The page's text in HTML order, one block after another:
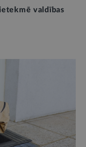
valdības